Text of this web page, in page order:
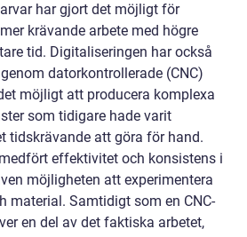
har gjort det möjligt för
krävande arbete med högre
tid. Digitaliseringen har också
datorkontrollerade (CNC)
möjligt att producera komplexa
som tidigare hade varit
tidskrävande att göra för hand.
effektivitet och konsistens i
möjligheten att experimentera
material. Samtidigt som en CNC-
en del av det faktiska arbetet,